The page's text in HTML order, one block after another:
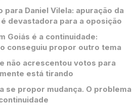
para Daniel Vilela: apuração da
devastadora para a oposição
Goiás é a continuidade:
conseguiu propor outro tema
não acrescentou votos para
está tirando
se propor mudança. O problema